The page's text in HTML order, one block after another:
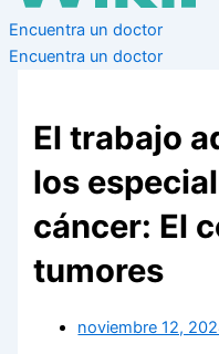
Encuentra un doctor
Encuentra un doctor
El trabajo
los
cáncer: El
tumores
noviembre 12,